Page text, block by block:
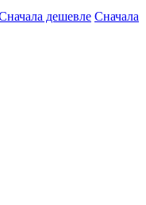
дешевле Сначала